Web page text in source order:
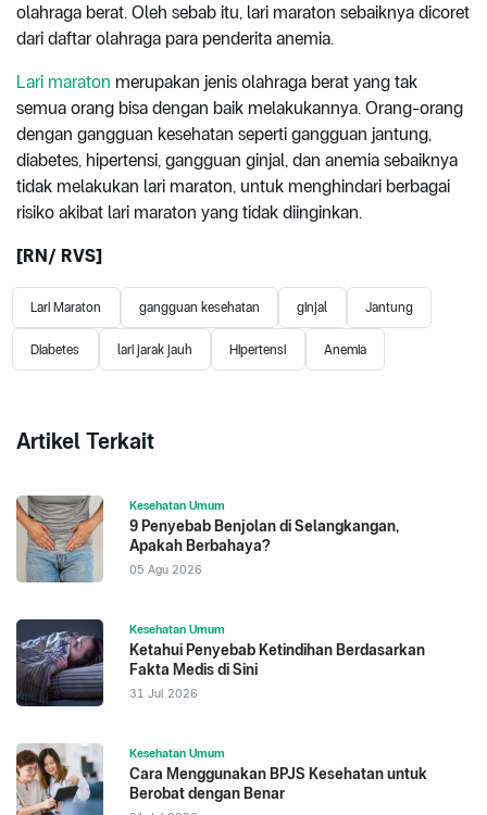
olahraga berat. Oleh sebab itu, lari maraton sebaiknya dicoret
dari daftar olahraga para penderita anemia.
Lari maraton merupakan jenis olahraga berat yang tak
semua orang bisa dengan baik melakukannya. Orang-orang
dengan gangguan kesehatan seperti gangguan jantung,
diabetes, hipertensi, gangguan ginjal, dan anemia sebaiknya
tidak melakukan lari maraton, untuk menghindari berbagai
risiko akibat lari maraton yang tidak diinginkan.
[RN/ RVS]
Lari Maraton gangguan kesehatan ginjal Jantung
Diabetes lari jarak jauh Hipertensi Anemia
Artikel Terkait
Kesehatan Umum
9 Penyebab Benjolan di Selangkangan,
Apakah Berbahaya?
05 Agu 2026
Kesehatan Umum
Ketahui Penyebab Ketindihan Berdasarkan
Fakta Medis di Sini
31 Jul 2026
Kesehatan Umum
Cara Menggunakan BPJS Kesehatan untuk
Berobat dengan Benar